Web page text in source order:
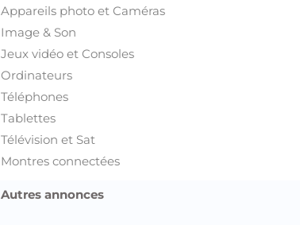
Appareils photo et Caméras
Image & Son
Jeux vidéo et Consoles
Ordinateurs
Téléphones
Tablettes
Télévision et Sat
Montres connectées
Autres annonces